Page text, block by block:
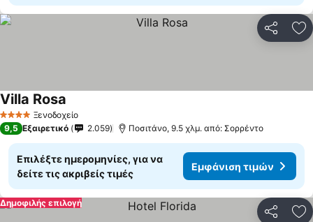
4 ΑστέριαΞενοδοχείο
Villa Rosa
9,5 Εξαιρετικό 2.059 Ποσιτάνο, 9.5 χλμ. από: Σορρέντο
Επιλέξτε ημερομηνίες, για να
δείτε τις ακριβείς τιμές
Εμφάνιση τιμών
Δημοφιλής επιλογή